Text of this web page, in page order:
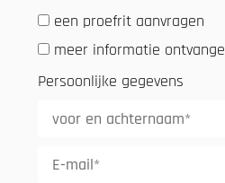
een proefrit aanvragen
meer informatie
Persoonlijke gegevens